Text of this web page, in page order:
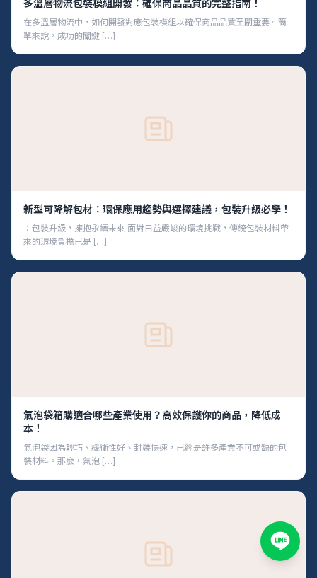
多溫層物流包裝模組開發：確保商品品質的完整指南！
在多溫層物流中，如何開發對應包裝模組以確保商品品質至關重要。簡
單來說，成功的關鍵 […]
新型可降解包材：環保應用趨勢與選擇建議，包裝升級必學！
：包裝升級，擁抱永續未來 面對日益嚴峻的環境挑戰，傳統包裝材料帶
來的環境負擔已是 […]
氣泡袋箱購適合哪些產業使用？高效保護你的商品，降低成
本！
氣泡袋因為輕巧、緩衝性好、封裝快速，已經是許多產業不可或缺的包
裝材料。那麼，氣泡 […]